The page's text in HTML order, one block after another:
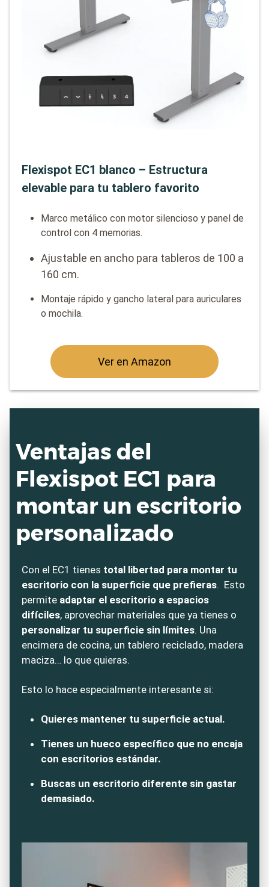
Flexispot EC1 blanco – Estructura
elevable para tu tablero favorito
Marco metálico con motor silencioso y panel de
control con 4 memorias.
Ajustable en ancho para tableros de 100 a
160 cm.
Montaje rápido y gancho lateral para auriculares
o mochila.
Ver en Amazon
Ventajas del
Flexispot EC1 para
montar un escritorio
personalizado
Con el EC1 tienes total libertad para montar tu
escritorio con la superficie que prefieras. Esto
permite adaptar el escritorio a espacios
difíciles, aprovechar materiales que ya tienes o
personalizar tu superficie sin límites. Una
encimera de cocina, un tablero reciclado, madera
maciza… lo que quieras.
Esto lo hace especialmente interesante si:
Quieres mantener tu superficie actual.
Tienes un hueco específico que no encaja
con escritorios estándar.
Buscas un escritorio diferente sin gastar
demasiado.